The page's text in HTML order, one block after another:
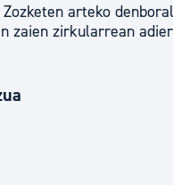
arteko
zaien zirkularrean